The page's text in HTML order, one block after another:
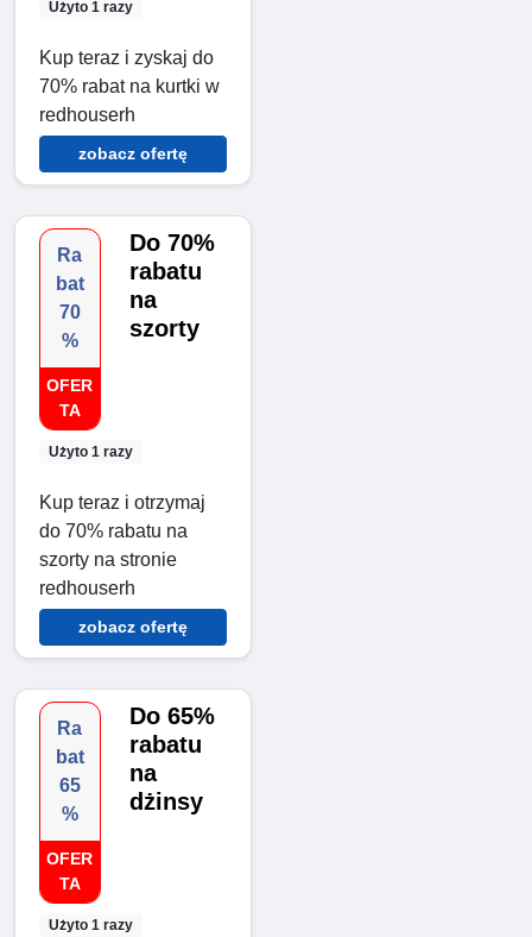
Użyto 1 razy
Kup teraz i zyskaj do
70% rabat na kurtki w
redhouserh
zobacz ofertę
Ra
bat
70
%
OFER
TA
Użyto 1 razy
Do 70%
rabatu
na
szorty
Kup teraz i otrzymaj
do 70% rabatu na
szorty na stronie
redhouserh
zobacz ofertę
Ra
bat
65
%
OFER
TA
Użyto 1 razy
Do 65%
rabatu
na
dżinsy